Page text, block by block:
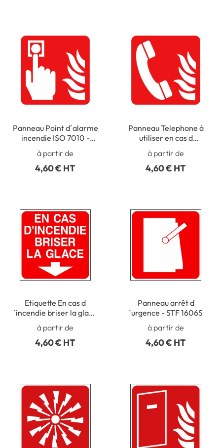
Panneau Point d´alarme
incendie ISO 7010 -
à partir de
4,60 € HT
Panneau Telephone à
utiliser en cas d
´incendie ISO 7010 -
F006
à partir de
4,60 € HT
Etiquette En cas d
´incendie briser la glace
- STF 1605S
à partir de
4,60 € HT
Panneau arrêt d
´urgence - STF 1606S
à partir de
4,60 € HT